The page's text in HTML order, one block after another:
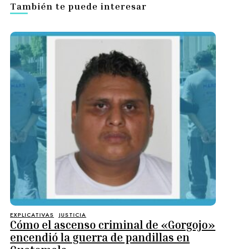
También te puede interesar
EXPLICATIVAS JUSTICIA
Cómo el ascenso criminal de «Gorgojo»
encendió la guerra de pandillas en